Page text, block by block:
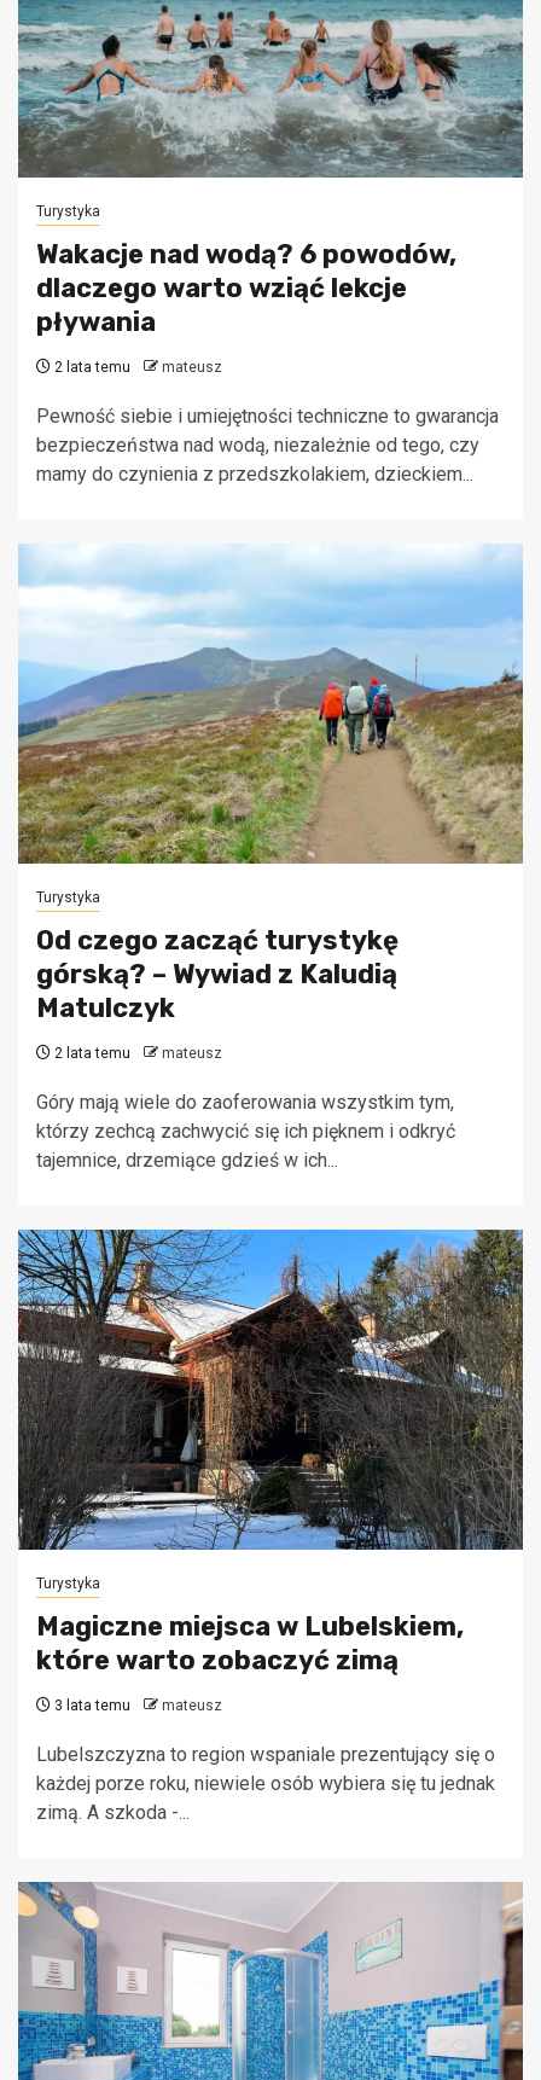
Turystyka
Wakacje nad wodą? 6 powodów,
dlaczego warto wziąć lekcje
pływania
2 lata temu mateusz
Pewność siebie i umiejętności techniczne to gwarancja
bezpieczeństwa nad wodą, niezależnie od tego, czy
mamy do czynienia z przedszkolakiem, dzieckiem...
Turystyka
Od czego zacząć turystykę
górską? – Wywiad z Kaludią
Matulczyk
2 lata temu mateusz
Góry mają wiele do zaoferowania wszystkim tym,
którzy zechcą zachwycić się ich pięknem i odkryć
tajemnice, drzemiące gdzieś w ich...
Turystyka
Magiczne miejsca w Lubelskiem,
które warto zobaczyć zimą
3 lata temu mateusz
Lubelszczyzna to region wspaniale prezentujący się o
każdej porze roku, niewiele osób wybiera się tu jednak
zimą. A szkoda -...